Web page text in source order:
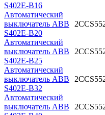
S402E-B16
Автоматический
выключатель ABB
S402E-B20
Автоматический
выключатель ABB
S402E-B25
Автоматический
выключатель ABB
S402E-B32
Автоматический
выключатель ABB